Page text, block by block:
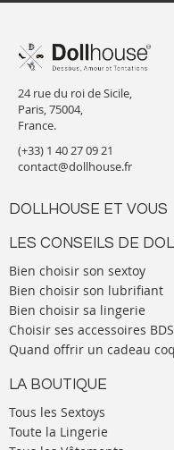
24 rue du roi de Sicile,
Paris, 75004,
France.
(+33) 1 40 27 09 21
contact@dollhouse.fr
DOLLHOUSE ET VOUS
LES CONSEILS DE
Bien choisir son sextoy
Bien choisir son lubrifiant
Bien choisir sa lingerie
Choisir ses accessoires
Quand offrir un cadeau
LA BOUTIQUE
Tous les Sextoys
Toute la Lingerie